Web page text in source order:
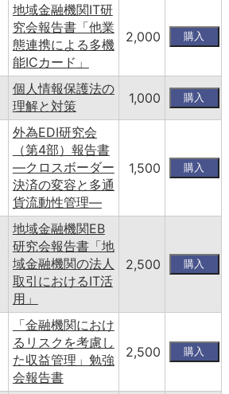
地域金融機関IT研
究会報告書「他業
態連携による多機
能ICカード」
2,000
個人情報保護法の
理解と対策
1,000
外為EDI研究会
（第4部）報告書
―クロスボーダー
決済の変容と多通
貨流動性管理―
1,500
地域金融機関EB
研究会報告書「地
域金融機関の法人
取引におけるIT活
用」
2,500
「金融機関におけ
るリスクを考慮し
た収益管理」勉強
会報告書
2,500